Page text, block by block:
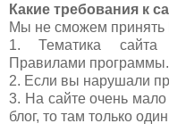
Какие требования к
Мы не сможем принять
1. Тематика сайта
Правилами программы.
2. Если вы нарушали
3. На сайте очень
блог, то там только